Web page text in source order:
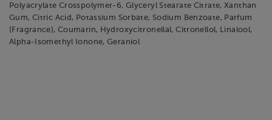
Polyacrylate Crosspolymer-6, Glyceryl Stearate Citrate, Xanthan
Gum, Citric Acid, Potassium Sorbate, Sodium Benzoate, Parfum
(Fragrance), Coumarin, Hydroxycitronellal, Citronellol, Linalool,
Alpha-Isomethyl Ionone, Geraniol